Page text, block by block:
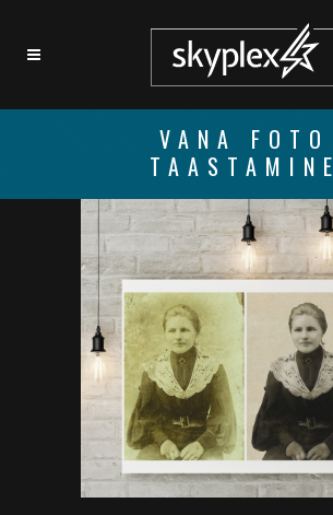
VANA FOTO
TAASTAMINE